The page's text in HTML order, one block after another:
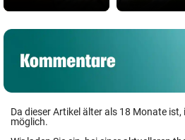
Da dieser Artikel älter als 18 Monate
möglich.